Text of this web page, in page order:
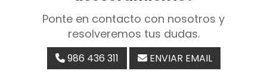
Ponte en contacto con nosotros y
resolveremos tus dudas.
986 436 311 ENVIAR EMAIL